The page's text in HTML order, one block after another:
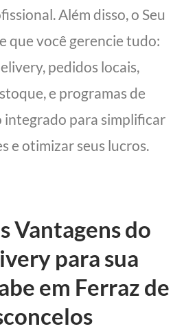
Além disso, o Seu
que você gerencie tudo:
pedidos locais,
e programas de
para simplificar
e otimizar seus lucros.
Vantagens do
para sua
em Ferraz de